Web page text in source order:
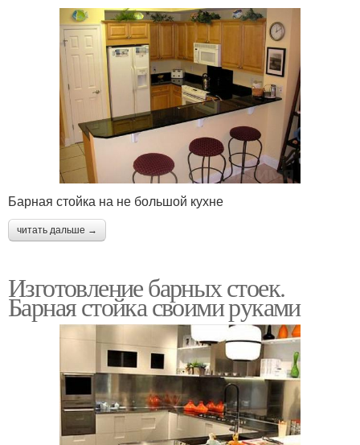
Барная стойка на не большой кухне
читать дальше →
Изготовление барных стоек.
Барная стойка своими руками